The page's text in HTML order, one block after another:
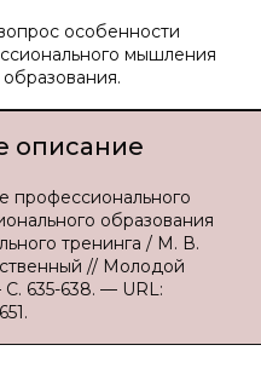
особенности
мышления
описание
образования
тренинга / М. В.
// Молодой
635-638. — URL: